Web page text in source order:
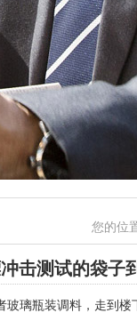
您的位
击测试的袋子
璃瓶装调料，走到楼